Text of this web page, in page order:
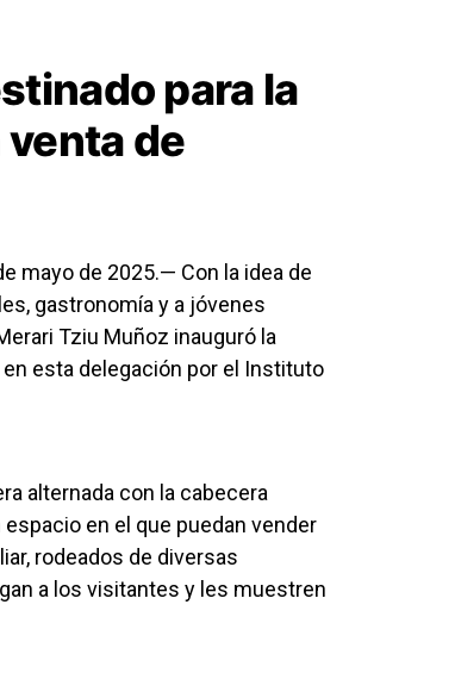
para la
de
mayo de 2025.— Con la idea de
gastronomía y a jóvenes
Tziu Muñoz inauguró la
esta delegación por el Instituto
alternada con la cabecera
en el que puedan vender
rodeados de diversas
a los visitantes y les muestren